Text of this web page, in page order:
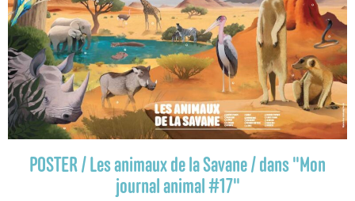
POSTER / Les animaux de la Savane / dans "Mon
journal animal #17"